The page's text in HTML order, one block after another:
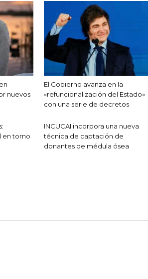
nuevos
El Gobierno avanza en la
«refuncionalización del Estado»
con una serie de decretos
en torno
INCUCAI incorpora una nueva
técnica de captación de
donantes de médula ósea